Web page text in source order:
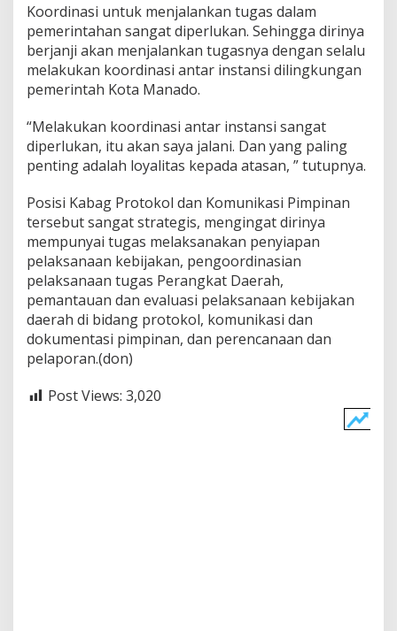
t
M
a
n
a
d
Koordinasi untuk menjalankan tugas dalam
pemerintahan sangat diperlukan. Sehingga dirinya
berjanji akan menjalankan tugasnya dengan selalu
melakukan koordinasi antar instansi dilingkungan
pemerintah Kota Manado.
“Melakukan koordinasi antar instansi sangat
diperlukan, itu akan saya jalani. Dan yang paling
penting adalah loyalitas kepada atasan, ” tutupnya.
Posisi Kabag Protokol dan Komunikasi Pimpinan
tersebut sangat strategis, mengingat dirinya
mempunyai tugas melaksanakan penyiapan
pelaksanaan kebijakan, pengoordinasian
pelaksanaan tugas Perangkat Daerah,
pemantauan dan evaluasi pelaksanaan kebijakan
daerah di bidang protokol, komunikasi dan
dokumentasi pimpinan, dan perencanaan dan
pelaporan.(don)
Post Views: 3,020